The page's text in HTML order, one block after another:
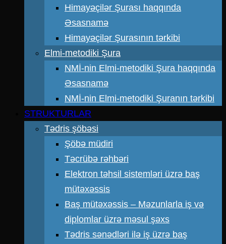
Himayəçilər Şurası haqqında
Əsasnamə
Himayəçilər Şurasının tərkibi
Elmi-metodiki Şura
NMİ-nin Elmi-metodiki Şura haqqında
Əsasnamə
NMİ-nin Elmi-metodiki Şuranın tərkibi
STRUKTURLAR
Tədris şöbəsi
Şöbə müdiri
Təcrübə rəhbəri
Elektron təhsil sistemləri üzrə baş
mütəxəssis
Baş mütəxəssis – Məzunlarla iş və
diplomlar üzrə məsul şəxs
Tədris sənədləri ilə iş üzrə baş